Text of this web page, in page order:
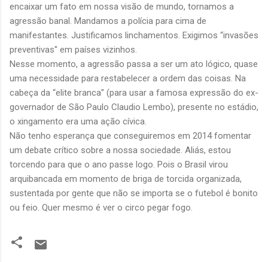
encaixar um fato em nossa visão de mundo, tornamos a
agressão banal. Mandamos a polícia para cima de
manifestantes. Justificamos linchamentos. Exigimos “invasões
preventivas'' em países vizinhos.
Nesse momento, a agressão passa a ser um ato lógico, quase
uma necessidade para restabelecer a ordem das coisas. Na
cabeça da “elite branca'' (para usar a famosa expressão do ex-
governador de São Paulo Claudio Lembo), presente no estádio,
o xingamento era uma ação cívica.
Não tenho esperança que conseguiremos em 2014 fomentar
um debate crítico sobre a nossa sociedade. Aliás, estou
torcendo para que o ano passe logo. Pois o Brasil virou
arquibancada em momento de briga de torcida organizada,
sustentada por gente que não se importa se o futebol é bonito
ou feio. Quer mesmo é ver o circo pegar fogo.